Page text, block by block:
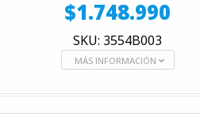
$1.748.990
SKU: 3554B003
MÁS INFORMACIÓN